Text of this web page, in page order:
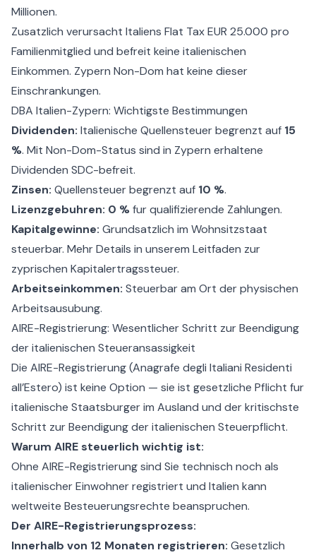
Millionen.
Zusatzlich verursacht Italiens Flat Tax EUR 25.000 pro
Familienmitglied und befreit keine italienischen
Einkommen. Zypern Non-Dom hat keine dieser
Einschrankungen.
DBA Italien-Zypern: Wichtigste Bestimmungen
Dividenden: Italienische Quellensteuer begrenzt auf 15
%. Mit Non-Dom-Status sind in Zypern erhaltene
Dividenden SDC-befreit.
Zinsen: Quellensteuer begrenzt auf 10 %.
Lizenzgebuhren: 0 %fur qualifizierende Zahlungen.
Kapitalgewinne: Grundsatzlich im Wohnsitzstaat
steuerbar. Mehr Details in unserem Leitfaden zur
zyprischen Kapitalertragssteuer.
Arbeitseinkommen: Steuerbar am Ort der physischen
Arbeitsausubung.
AIRE-Registrierung: Wesentlicher Schritt zur Beendigung
der italienischen Steueransassigkeit
Die AIRE-Registrierung (Anagrafe degli Italiani Residenti
all’Estero) ist keine Option — sie ist gesetzliche Pflicht fur
italienische Staatsburger im Ausland und der kritischste
Schritt zur Beendigung der italienischen Steuerpflicht.
Warum AIRE steuerlich wichtig ist:
Ohne AIRE-Registrierung sind Sie technisch noch als
italienischer Einwohner registriert und Italien kann
weltweite Besteuerungsrechte beanspruchen.
Der AIRE-Registrierungsprozess:
Innerhalb von 12 Monaten registrieren: Gesetzlich